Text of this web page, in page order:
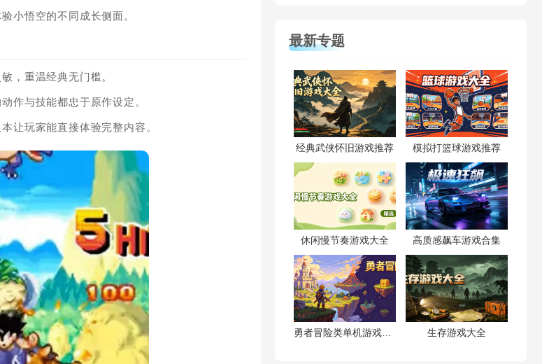
小悟空的不同成长侧面。
，重温经典无门槛。
作与技能都忠于原作设定。
让玩家能直接体验完整内容。
最新专题
经典武侠怀旧游戏推荐 模拟打篮球游戏推荐
休闲慢节奏游戏大全 高质感飙车游戏合集
生存游戏大全